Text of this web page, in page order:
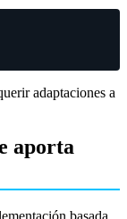
adaptaciones a
aporta
basada